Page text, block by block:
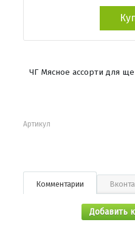
ЧГ Мясное ассорти для
Артикул
Комментарии
Добавить